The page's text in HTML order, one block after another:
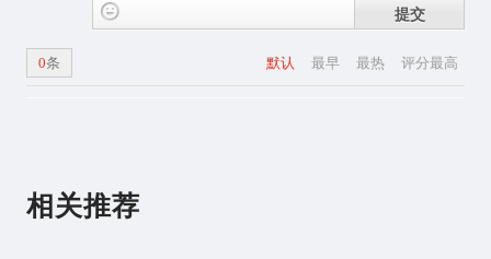
提交
默认 最早 最热 评分最高
0条
相关推荐